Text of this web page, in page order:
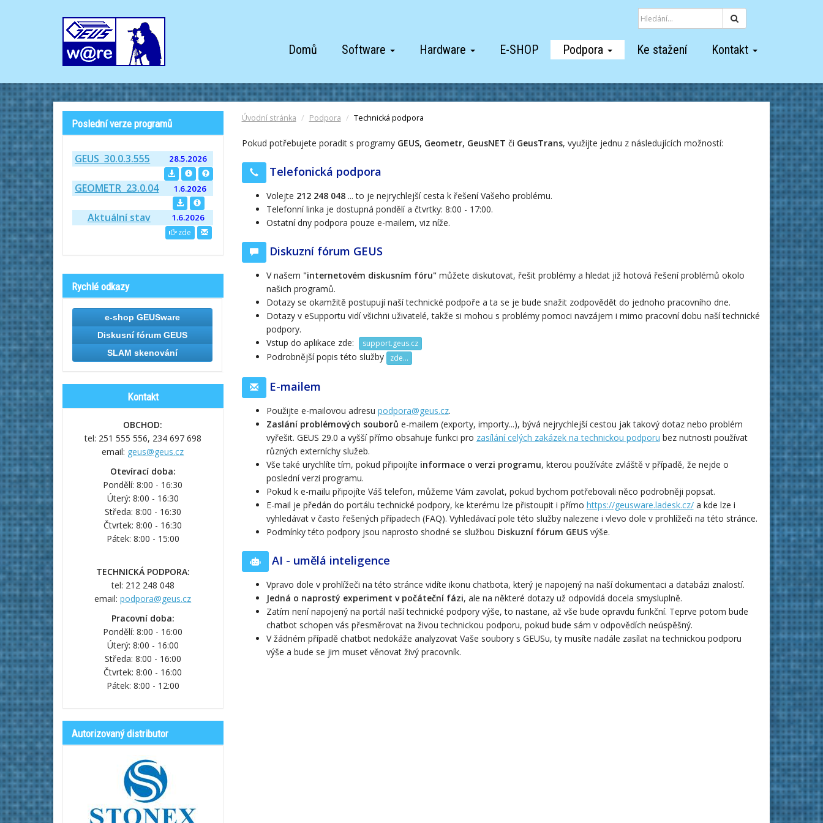
Domů Software Hardware E-SHOP Podpora Ke stažení Kontakt
Úvodní stránka Podpora Technická podpora
Pokud potřebujete poradit s programy GEUS, Geometr, GeusNET či GeusTrans, využijte jednu z následujících možností:
Telefonická podpora
Volejte 212 248 048 ... to je nejrychlejší cesta k řešení Vašeho problému.
Telefonní linka je dostupná pondělí a čtvrtky: 8:00 - 17:00.
Ostatní dny podpora pouze e-mailem, viz níže.
Diskuzní fórum GEUS
V našem "internetovém diskusním fóru" můžete diskutovat, řešit problémy a hledat již hotová řešeníproblémů okolo
našich programů.
Dotazy se okamžitě postupují naší technické podpoře a ta se je bude snažit zodpovědět do jednoho pracovního dne.
Dotazy v eSupportu vidí všichni uživatelé, takže si mohou s problémy pomoci navzájem i mimo pracovní dobu naší technické
podpory.
Vstup do aplikace zde:
support.geus.cz
Podrobnější popis této služby zde...
E-mailem
Použijte e-mailovou adresu podpora@geus.cz.
Zaslání problémových souborů e-mailem (exporty, importy...), bývá nejrychlejší cestou jak takový dotaz nebo problém
vyřešit. GEUS 29.0 a vyšší přímo obsahuje funkci pro zasílání celých zakázek na technickou podporu bez nutnosti používat
různých externíchy služeb.
Vše také urychlíte tím, pokud připoijíte informace o verzi programu, kterou používáte zvláště v případě, že nejde o
poslední verzi programu.
Pokud k e-mailu připojíte Váš telefon, můžeme Vám zavolat, pokud bychom potřebovali něco podrobněji popsat.
E-mail je předán do portálu technické podpory, ke kterému lze přistoupit i přímo https://geusware.ladesk.cz/a kde lze i
vyhledávat v často řešených případech (FAQ). Vyhledávací pole této služby nalezene i vlevo dole v prohlížeči na této stránce.
Podmínky této podpory jsou naprosto shodné se službou Diskuzní fórum GEUSvýše.
AI - umělá inteligence
Vpravo dole v prohlížeči na této stránce vidíte ikonu chatbota, který je napojený na naší dokumentaci a databázi znalostí.
Jedná o naprostý experiment v počáteční fázi, ale na některé dotazy už odpovídá docela smysluplně.
Zatím není napojený na portál naší technické podpory výše, to nastane, až vše bude opravdu funkční. Teprve potom bude
chatbot schopen vás přesměrovat na živou technickou podporu, pokud bude sám v odpovědích neúspěšný.
V žádném případě chatbot nedokáže analyzovat Vaše soubory s GEUSu, ty musíte nadále zasílat na technickou podporu
výše a bude se jim muset věnovat živý pracovník.
Poslední verze programů
GEUS 30.0.3.555 28.5.2026
GEOMETR 23.0.04 1.6.2026
Aktuální stav 1.6.2026
zde
Rychlé odkazy
e-shop GEUSware
Diskusní fórum GEUS
SLAM skenování
Kontakt
OBCHOD:
tel: 251 555 556, 234 697 698
email: geus@geus.cz
Otevírací doba:
Pondělí: 8:00 - 16:30
Úterý: 8:00 - 16:30
Středa: 8:00 - 16:30
Čtvrtek: 8:00 - 16:30
Pátek: 8:00 - 15:00
TECHNICKÁ PODPORA:
tel: 212 248 048
email:podpora@geus.cz
Pracovní doba:
Pondělí: 8:00 - 16:00
Úterý: 8:00 - 16:00
Středa: 8:00 - 16:00
Čtvrtek: 8:00 - 16:00
Pátek: 8:00 - 12:00
Autorizovaný distributor